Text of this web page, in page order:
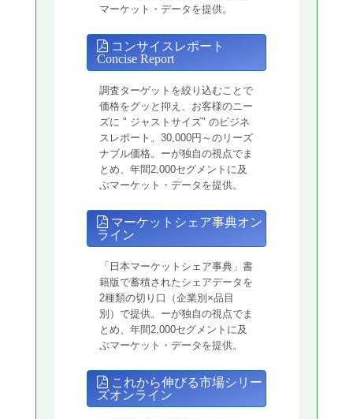
マーケット・データを提供。
コンサイスレポート
Concise Report
調査ターゲットを絞り込むことで
価格をグッと抑え、お客様のニー
ズに " ジャストサイズ" のビジネ
スレポート。30,000円～のリーズ
ナブル価格。ーが独自の視点でま
とめ、年間2,000セグメントに及
ぶマーケット・データを提供。
マーケットシェア事典オン
ライン
「日本マーケットシェア事典」書
籍版で蓄積されたシェアデータを
2種類の切り口（企業別×品目
別）で提供。ーが独自の視点でま
とめ、年間2,000セグメントに及
ぶマーケット・データを提供。
これから伸びる市場シリー
ズオンライン